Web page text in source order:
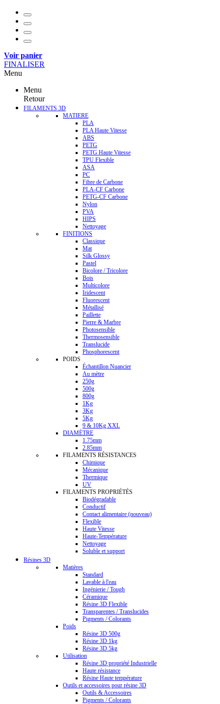
Voir panier
FINALISER
Menu
Menu
Retour
FILAMENTS 3D
MATIERE
PLA
PLA Haute Vitesse
ABS
PETG
PETG Haute Vitesse
TPU Flexible
ASA
PC
Fibre de Carbone
PLA-CF Carbone
PETG-CF Carbone
Nylon
PVA
HIPS
Nettoyage
FINITIONS
Classique
Mat
Silk Glossy
Pastel
Bicolore / Tricolore
Bois
Multicolore
Iridescent
Fluorescent
Métallisé
Paillette
Pierre & Marbre
Photosensible
Thermosensible
Translucide
Phosphorescent
POIDS
Échantillon Nuancier
Au mètre
250g
500g
800g
1Kg
3Kg
5Kg
9 & 10Kg XXL
DIAMÈTRE
1.75mm
2.85mm
FILAMENTS RÉSISTANCES
Chimique
Mécanique
Thermique
UV
FILAMENTS PROPRIÉTÉS
Biodégradable
Conductif
Contact alimentaire (nouveau)
Flexible
Haute Vitesse
Haute-Température
Nettoyage
Soluble et support
Résines 3D
Matières
Standard
Lavable à l'eau
Ingénierie / Tough
Céramique
Résine 3D Flexible
Transparentes / Translucides
Pigments / Colorants
Poids
Résine 3D 500g
Résine 3D 1kg
Résine 3D 5kg
Utilisation
Résine 3D propriété Industrielle
Haute résistance
Résine Haute température
Outils et accessoires pour résine 3D
Outils & Accessoires
Pigments / Colorants